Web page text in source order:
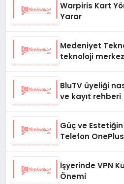
Warpiris Kart
Yarar
Medeniyet
teknoloji
BluTV üyeliği
ve kayıt rehberi
Güç ve Estetiğin
Telefon
İşyerinde VPN
Önemi